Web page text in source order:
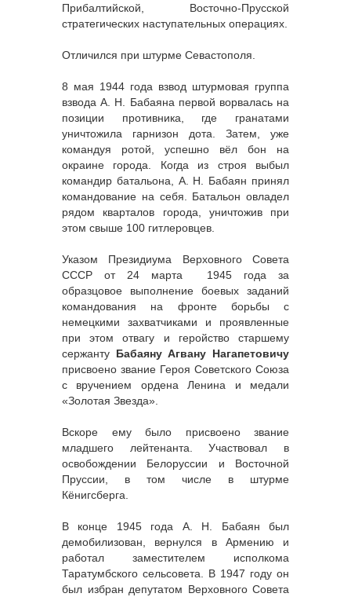
Прибалтийской, Восточно-Прусской
стратегических наступательных операциях.
Отличился при штурме Севастополя.
8 мая 1944 года взвод штурмовая группа
взвода А. Н. Бабаяна первой ворвалась на
позиции противника, где гранатами
уничтожила гарнизон дота. Затем, уже
командуя ротой, успешно вёл бон на
окраине города. Когда из строя выбыл
командир батальона, А. Н. Бабаян принял
командование на себя. Батальон овладел
рядом кварталов города, уничтожив при
этом свыше 100 гитлеровцев.
Указом Президиума Верховного Совета
СССР от 24 марта 1945 года за
образцовое выполнение боевых заданий
командования на фронте борьбы с
немецкими захватчиками и проявленные
при этом отвагу и геройство старшему
сержанту Бабаяну Агвану Нагапетовичу
присвоено звание Героя Советского Союза
с вручением ордена Ленина и медали
«Золотая Звезда».
Вскоре ему было присвоено звание
младшего лейтенанта. Участвовал в
освобождении Белоруссии и Восточной
Пруссии, в том числе в штурме
Кёнигсберга.
В конце 1945 года А. Н. Бабаян был
демобилизован, вернулся в Армению и
работал заместителем исполкома
Таратумбского сельсовета. В 1947 году он
был избран депутатом Верховного Совета